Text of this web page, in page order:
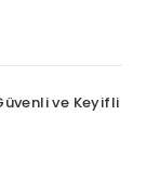
ve Keyifli